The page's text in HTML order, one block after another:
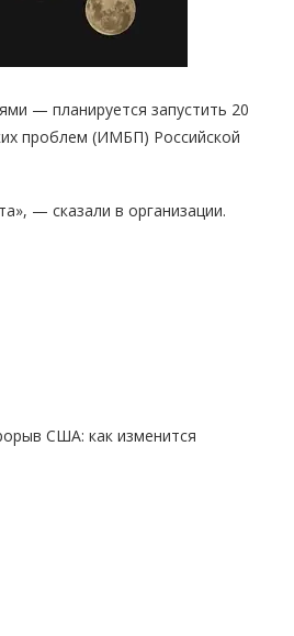
— планируется запустить 20
проблем (ИМБП) Российской
— сказали в организации.
США: как изменится